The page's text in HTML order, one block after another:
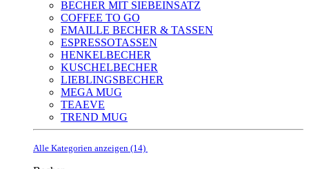
BECHER MIT SIEBEINSATZ
COFFEE TO GO
EMAILLE BECHER & TASSEN
ESPRESSOTASSEN
HENKELBECHER
KUSCHELBECHER
LIEBLINGSBECHER
MEGA MUG
TEAEVE
TREND MUG
Alle Kategorien anzeigen (14)